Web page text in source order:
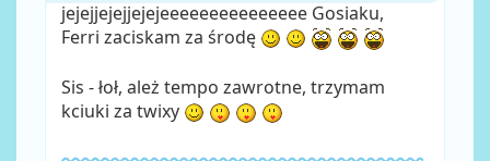
jejejjejejjejejeeeeeeeeeeeeeee Gosiaku,
Ferri zaciskam za środę
Sis - łoł, ależ tempo zawrotne, trzymam
kciuki za twixy